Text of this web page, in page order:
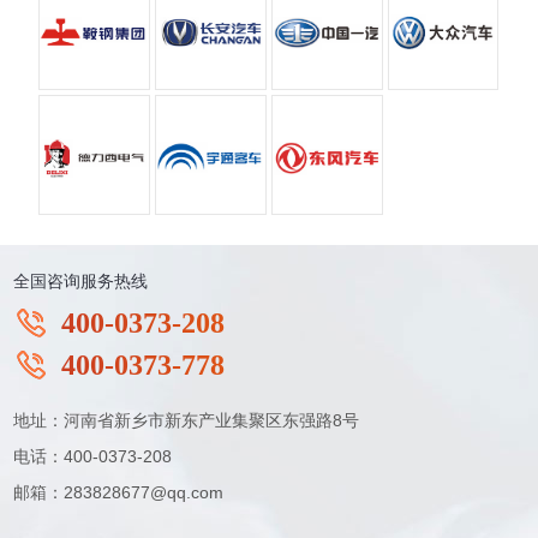
全国咨询服务热线
400-0373-208
400-0373-778
地址：河南省新乡市新东产业集聚区东强路8号
电话：400-0373-208
邮箱：283828677@qq.com